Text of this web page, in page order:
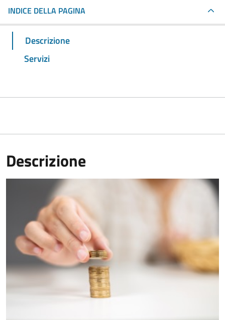
INDICE DELLA PAGINA
Descrizione
Servizi
Descrizione